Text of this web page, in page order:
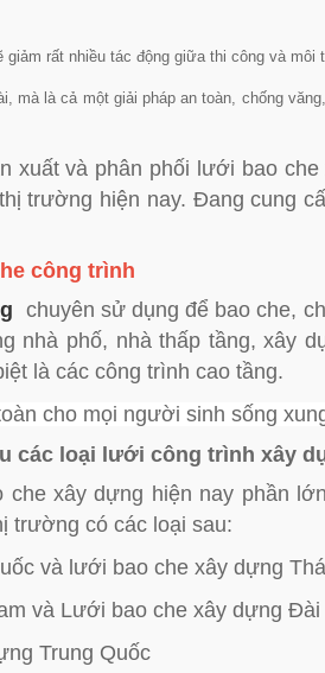
giảm rất nhiều tác động giữa thi công và môi
mà là cả một giải pháp an toàn, chống
xuất và phân phối lưới bao
trường hiện nay. Đang cung
công trình
chuyên sử dụng để bao che,
nhà phố, nhà thấp tầng, xây
là các công trình cao tầng.
cho mọi người sinh sống
các loại lưới công trình xây
che xây dựng hiện nay phần
trường có các loại sau:
và lưới bao che xây dựng
và Lưới bao che xây dựng Đài
Trung Quốc